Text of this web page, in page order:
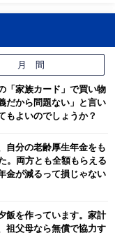
月 間
「家族カード」で買い物
だから問題ない」と言い
もよいのでしょうか？
自分の老齢厚生年金をも
。両方とも全額もらえる
金が減るって損じゃない
飯を作っています。家計
祖父母なら無償で協力す